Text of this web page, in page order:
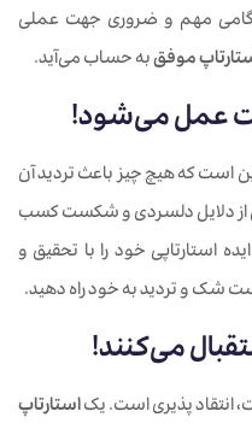
گامی مهم و ضروری جهت عملی
موفقبه حساب می‌آید.
عمل می‌شود!
است که هیچ چیز باعث تردید آن
از دلایل دلسردی و شکست کسب
استارتاپی خود را با تحقیق و
شک و تردید به خود راه دهید.
می‌کنند!
انتقاد پذیری است. یکاستارتاپ